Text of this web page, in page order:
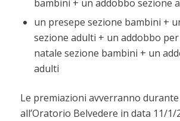
bambini + un addobbo sezione
un presepe sezione bambini +
sezione adulti + un addobbo per
natale sezione bambini + un
adulti
Le premiazioni avverranno
all’Oratorio Belvedere in data 11/1/